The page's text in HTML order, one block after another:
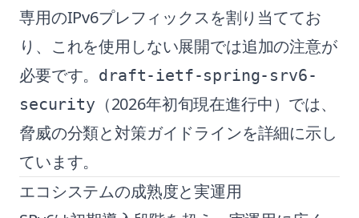
専用のIPv6プレフィックスを割り当ててお
り、これを使用しない展開では追加の注意が
必要です。 draft-ietf-spring-srv6-
security （2026年初旬現在進行中）では、
脅威の分類と対策ガイドラインを詳細に示し
ています。
エコシステムの成熟度と実運用